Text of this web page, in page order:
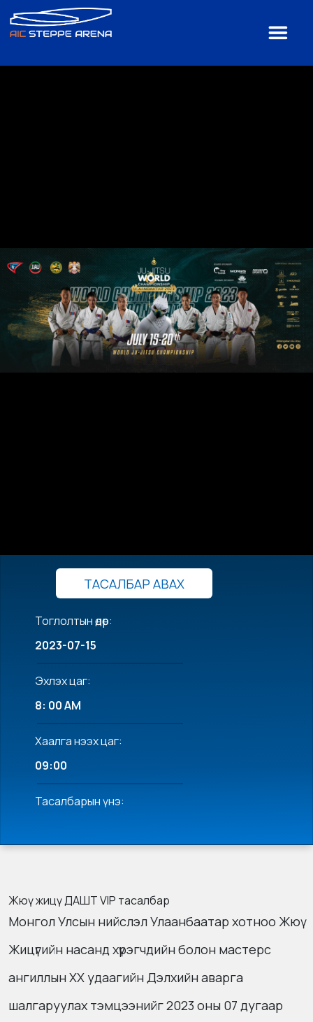
ТАСАЛБАР АВАХ
Тоглолтын өдөр:
2023-07-15
Эхлэх цаг:
8: 00 AM
Хаалга нээх цаг:
09:00
Тасалбарын үнэ:
Жюү жицү ДАШТ VIP тасалбар
Монгол Улсын нийслэл Улаанбаатар хотноо Жюү
Жицүгийн насанд хүрэгчдийн болон мастерс
ангиллын XX удаагийн Дэлхийн аварга
шалгаруулах тэмцээнийг 2023 оны 07 дугаар